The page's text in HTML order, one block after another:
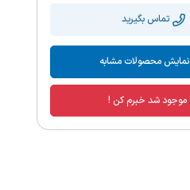
تماس بگیرید
نمایش محصولات مشابه
موجود شد خبرم کن !